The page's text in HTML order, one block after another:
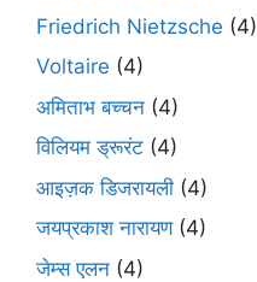
Friedrich Nietzsche (4)
Voltaire (4)
अमिताभ बच्चन (4)
विलियम ड्रूरंट (4)
आइज़क डिजरायली (4)
जयप्रकाश नारायण(4)
जेम्स एलन (4)